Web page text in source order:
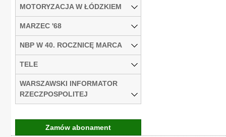
MOTORYZACJA W ŁÓDZKIEM
MARZEC '68
NBP W 40. ROCZNICĘ MARCA
TELE
WARSZAWSKI INFORMATOR
RZECZPOSPOLITEJ
Zamów abonament